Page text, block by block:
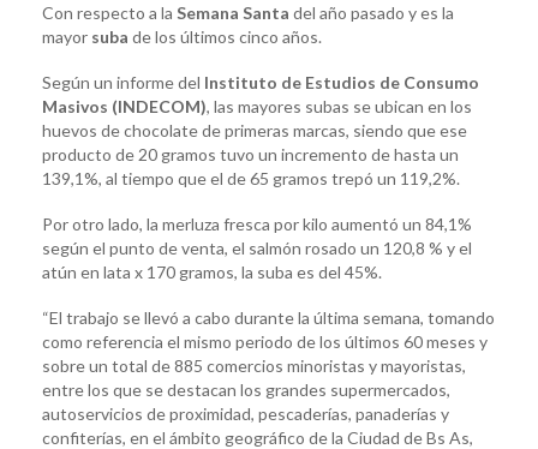
Con respecto a la Semana Santa del año pasado y es la
mayor suba de los últimos cinco años.
Según un informe del Instituto de Estudios de Consumo
Masivos (INDECOM), las mayores subas se ubican en los
huevos de chocolate de primeras marcas, siendo que ese
producto de 20 gramos tuvo un incremento de hasta un
139,1%, al tiempo que el de 65 gramos trepó un 119,2%.
Por otro lado, la merluza fresca por kilo aumentó un 84,1%
según el punto de venta, el salmón rosado un 120,8 % y el
atún en lata x 170 gramos, la suba es del 45%.
“El trabajo se llevó a cabo durante la última semana, tomando
como referencia el mismo periodo de los últimos 60 meses y
sobre un total de 885 comercios minoristas y mayoristas,
entre los que se destacan los grandes supermercados,
autoservicios de proximidad, pescaderías, panaderías y
confiterías, en el ámbito geográfico de la Ciudad de Bs As,